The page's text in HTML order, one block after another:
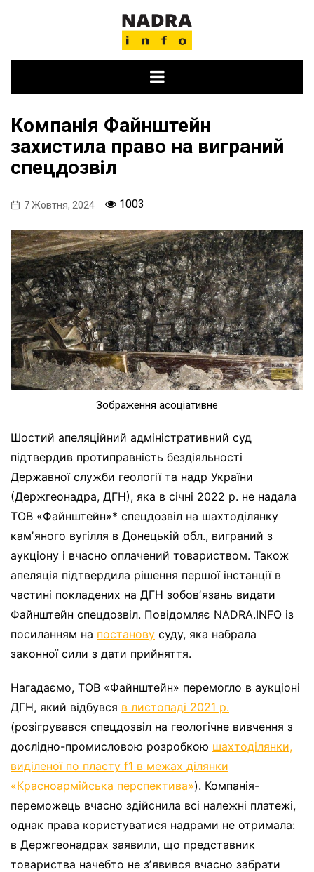
Компанія Файнштейн
захистила право на виграний
спецдозвіл
7 Жовтня, 2024 1003
Зображення асоціативне
Шостий апеляційний адміністративний суд
підтвердив протиправність бездіяльності
Державної служби геології та надр України
(Держгеонадра, ДГН), яка в січні 2022 р. не надала
ТОВ «Файнштейн»* спецдозвіл на шахтоділянку
камʼяного вугілля в Донецькій обл., виграний з
аукціону і вчасно оплачений товариством. Також
апеляція підтвердила рішення першої інстанції в
частині покладених на ДГН зобовʼязань видати
Файнштейн спецдозвіл. Повідомляє NADRA.INFO із
посиланням на постанову суду, яка набрала
законної сили з дати прийняття.
Нагадаємо, ТОВ «Файнштейн» перемогло в аукціоні
ДГН, який відбувся в листопаді 2021 р.
(розігрувався спецдозвіл на геологічне вивчення з
дослідно-промисловою розробкою шахтоділянки,
виділеної по пласту f1 в межах ділянки
«Красноармійська перспектива»). Компанія-
переможець вчасно здійснила всі належні платежі,
однак права користуватися надрами не отримала:
в Держгеонадрах заявили, що представник
товариства начебто не зʼявився вчасно забрати